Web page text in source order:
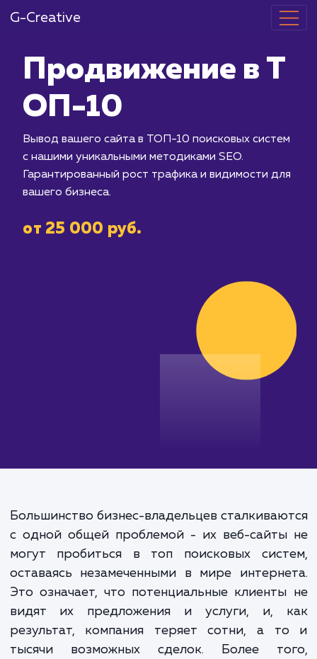
G-Creative
ОП-10
Вывод вашего сайта в ТОП-10
с нашими уникальными методиками
Гарантированный рост трафика и
от 25 000 руб.
Большинство бизнес-владельцев
с одной общей проблемой - их веб-
могут пробиться в топ поисковых
оставаясь незамеченными в мире